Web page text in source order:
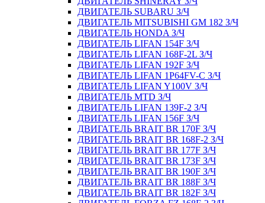
ДВИГАТЕЛЬ SUBARU З/Ч
ДВИГАТЕЛЬ MITSUBISHI GM 182 З/Ч
ДВИГАТЕЛЬ HONDA З/Ч
ДВИГАТЕЛЬ LIFAN 154F З/Ч
ДВИГАТЕЛЬ LIFAN 168F-2L З/Ч
ДВИГАТЕЛЬ LIFAN 192F З/Ч
ДВИГАТЕЛЬ LIFAN 1P64FV-C З/Ч
ДВИГАТЕЛЬ LIFAN Y100V З/Ч
ДВИГАТЕЛЬ MTD З/Ч
ДВИГАТЕЛЬ LIFAN 139F-2 З/Ч
ДВИГАТЕЛЬ LIFAN 156F З/Ч
ДВИГАТЕЛЬ BRAIT BR 170F З/Ч
ДВИГАТЕЛЬ BRAIT BR 168F-2 З/Ч
ДВИГАТЕЛЬ BRAIT BR 177F З/Ч
ДВИГАТЕЛЬ BRAIT BR 173F З/Ч
ДВИГАТЕЛЬ BRAIT BR 190F З/Ч
ДВИГАТЕЛЬ BRAIT BR 188F З/Ч
ДВИГАТЕЛЬ BRAIT BR 182F З/Ч